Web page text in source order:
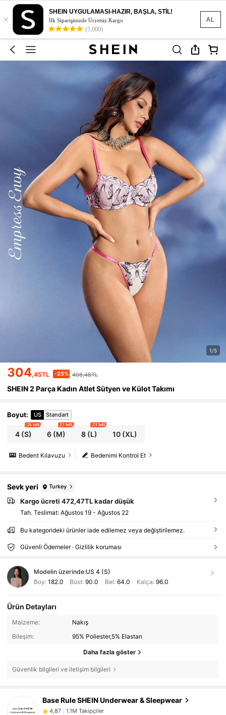
AL
×
SHEIN UYGULAMASI-HAZIR, BAŞLA, STİL!
İlk Siparişinizde Ücretsiz Kargo
(5,000)
1/5
304,45TL -25% 406,48TL
SHEIN 2 Parça Kadın Atlet Sütyen ve Külot Takımı
Boyut: US Standart
4 (S)
26 left
6 (M)
33 left
8(L)
33 left
10 (XL)
Bedenimi Kontrol Et
Bedent Kılavuzu
Sevk yeri Turkey
Kargo ücreti 472,47TL kadar düşük
Tah. Teslimat: Ağustos 19 - Ağustos 22
Bu kategorideki ürünler iade edilemez veya değiştirilemez.
Güvenli Ödemeler · Gizlilik koruması
Modelin üzerinde:US 4 (S)
Boy: 182.0 Büst:90.0 Bel: 64.0 Kalça: 96.0
Ürün Detayları
Malzeme:
Nakış
Bileşim:
95% Poliester,5% Elastan
Daha fazla göster
Güvenlik bilgileri ve iletişim bilgileri
Base Rule SHEIN Underwear & Sleepwear
4,87 1.1M Takipçiler